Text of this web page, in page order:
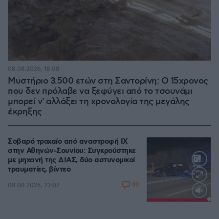
Μυστήριο 3.500 ετών στη Σαντορίνη: Ο 15χρονος
που δεν πρόλαβε να ξεφύγει από το τσουνάμι
μπορεί ν' αλλάξει τη χρονολογία της μεγάλης
έκρηξης
08.08.2026, 18:08
Loaded:
Σοβαρό τροχαίο από αναστροφή ΙΧ
στην Αθηνών-Σουνίου: Συγκρούστηκε
με μηχανή της ΔΙΑΣ, δύο αστυνομικοί
τραυματίες, βίντεο
08.08.2026, 23:07 99